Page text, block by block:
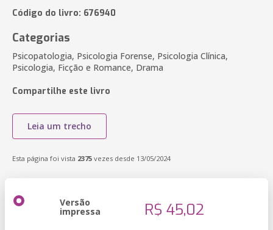
Código do livro: 676940
Categorias
Psicopatologia, Psicologia Forense, Psicologia Clínica,
Psicologia, Ficção e Romance, Drama
Compartilhe este livro
Leia um trecho
Esta página foi vista 2375 vezes desde 13/05/2024
Versão
impressa R$ 45,02